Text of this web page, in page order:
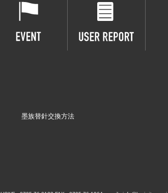
墨族替針交換方法